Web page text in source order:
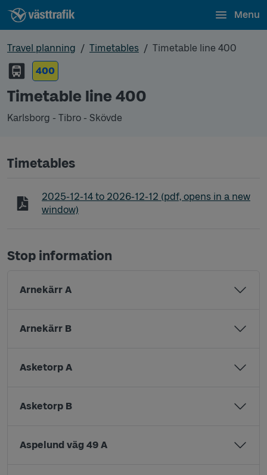
Menu
Travel planning Timetables
Timetable line 400
400
Timetable line 400
Karlsborg - Tibro - Skövde
Timetables
Timetable line 400 Karlsborg - Tibro - Skövde
2025-12-14 to 2026-12-12 (pdf, opens in a new
window)
Stop information
Arnekärr A
Arnekärr B
Asketorp A
Asketorp B
Aspelund väg 49 A